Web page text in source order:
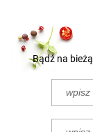
Bądź na